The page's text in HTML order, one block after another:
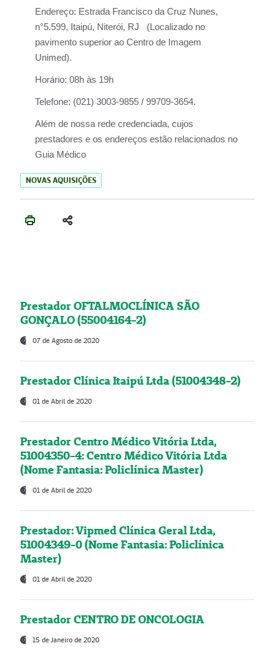
Endereço: Estrada Francisco da Cruz Nunes,
n°5.599, Itaipú, Niterói, RJ (Localizado no
pavimento superior ao Centro de Imagem
Unimed).
Horário: 08h às 19h
Telefone: (021) 3003-9855 / 99709-3654.
Além de nossa rede credenciada, cujos
prestadores e os endereços estão relacionados no
Guia Médico
NOVAS AQUISIÇÕES
Prestador OFTALMOCLÍNICA SÃO
GONÇALO (55004164-2)
07 de Agosto de 2020
Prestador Clínica Itaipú Ltda (51004348-2)
01 de Abril de 2020
Prestador Centro Médico Vitória Ltda,
51004350-4: Centro Médico Vitória Ltda
(Nome Fantasia: Policlínica Master)
01 de Abril de 2020
Prestador: Vipmed Clínica Geral Ltda,
51004349-0 (Nome Fantasia: Policlínica
Master)
01 de Abril de 2020
Prestador CENTRO DE ONCOLOGIA
15 de Janeiro de 2020